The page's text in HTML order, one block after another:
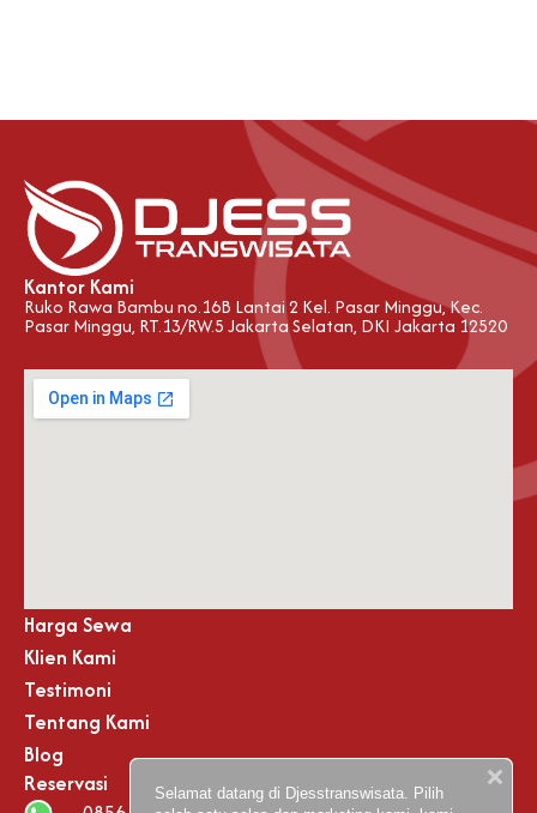
Kantor Kami
Ruko Rawa Bambu no.16B Lantai 2 Kel. Pasar Minggu, Kec.
Pasar Minggu, RT.13/RW.5 Jakarta Selatan, DKI Jakarta 12520
Harga Sewa
Klien Kami
Testimoni
Tentang Kami
Blog
Reservasi
Selamat datang di Djesstranswisata. Pilih